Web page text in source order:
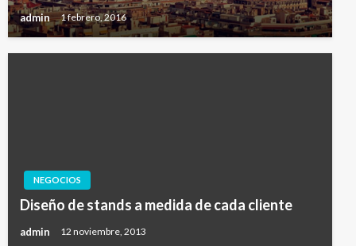
admin 1 febrero, 2016
NEGOCIOS
Diseño de stands a medida de cada cliente
admin 12 noviembre, 2013